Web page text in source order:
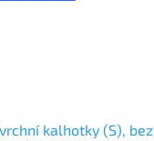
kalhotky (S), bez